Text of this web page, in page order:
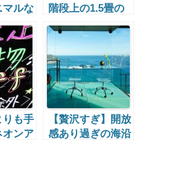
ルな
階段上の1.5畳の
りも手
オンア
【贅沢すぎ】開放
感あり過ぎの海沿